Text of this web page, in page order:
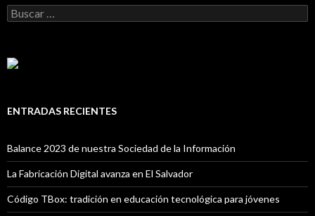
Buscar:
ENTRADAS RECIENTES
Balance 2023 de nuestra Sociedad de la Información
La Fabricación Digital avanza en El Salvador
Código TBox: tradición en educación tecnológica para jóvenes